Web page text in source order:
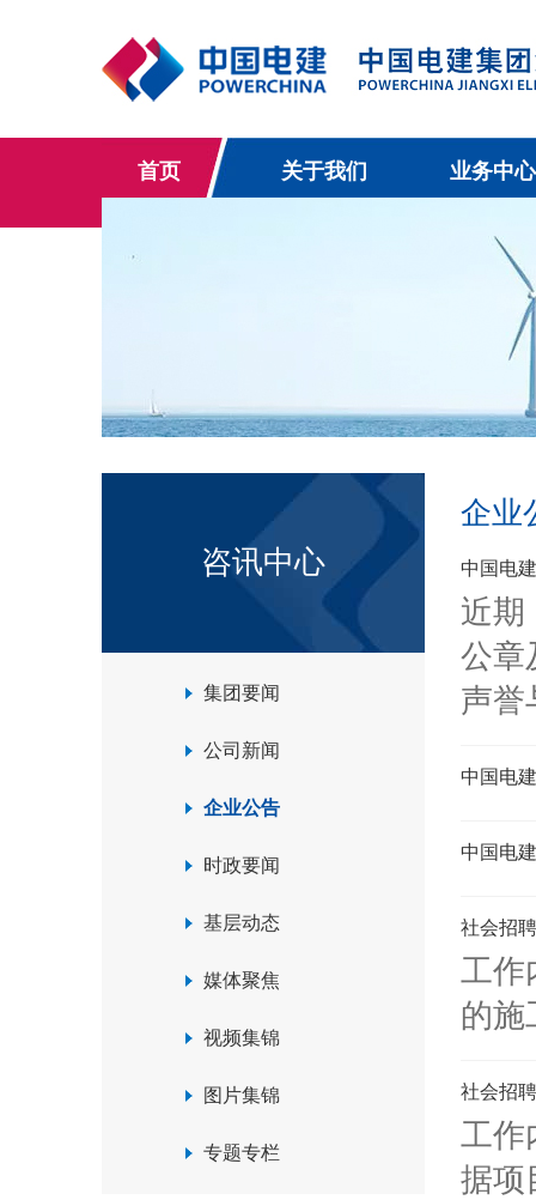
首页 关于我们 业务中心
咨讯中心
集团要闻
公司新闻
企业公告
时政要闻
基层动态
媒体聚焦
视频集锦
图片集锦
专题专栏
企业
中国电
近期
公章
声誉
中国电
中国电
社会招
工作
的施
社会招
工作
据项